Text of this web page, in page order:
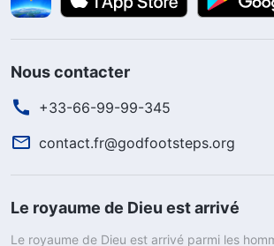
Nous contacter
+33-66-99-99-345
contact.fr@godfootsteps.org
Le royaume de Dieu est arrivé
Le royaume de Dieu est arrivé parmi les